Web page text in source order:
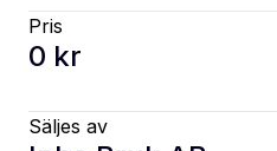
Pris
0 kr
Säljes av